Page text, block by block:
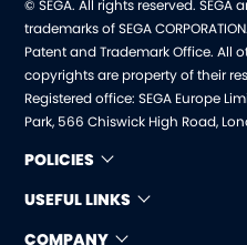
© SEGA. All rights reserved. SEGA
trademarks of SEGA
Patent and Trademark Office. All
copyrights are property of their
Registered office: SEGA Europe
Park, 566 Chiswick High Road,
POLICIES
USEFUL LINKS
COMPANY